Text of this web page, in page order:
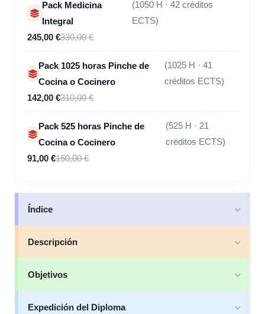
Pack Medicina
Integral
(1050 H · 42 créditos
ECTS)
245,00 €330,00 €
Pack 1025 horas Pinche de
Cocina o Cocinero
(1025 H · 41
créditos ECTS)
142,00 €310,00 €
Pack 525 horas Pinche de
Cocina o Cocinero
(525 H · 21
créditos ECTS)
91,00 €150,00 €
Índice
Descripción
Objetivos
Expedición del Diploma